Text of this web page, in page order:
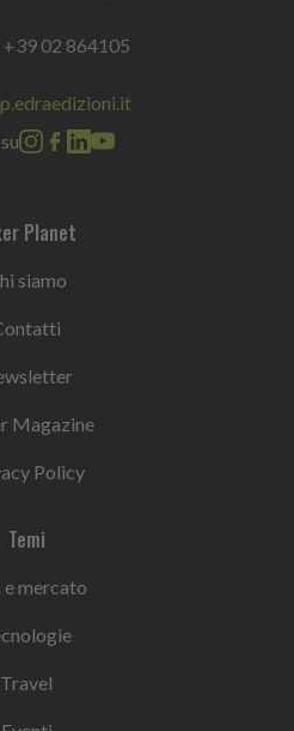
+39 02 864105
Planet
siamo
Magazine
Policy
Temi
e mercato
Travel